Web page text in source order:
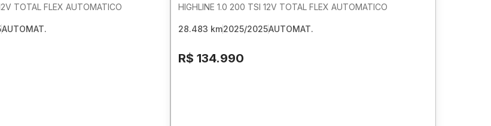
TOTAL FLEX AUTOMATICO
AUTOMAT.
HIGHLINE 1.0 200 TSI 12V TOTAL FLEX AUTOMATICO
28.483 km2025/2025AUTOMAT.
R$ 134.990